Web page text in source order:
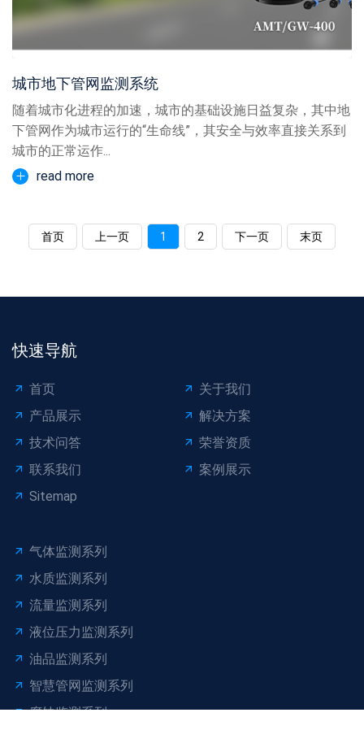
城市地下管网监测系统
随着城市化进程的加速，城市的基础设施日益复杂，其中地
下管网作为城市运行的“生命线”，其安全与效率直接关系到
城市的正常运作...
read more
首页 上一页 1 2 下一页 末页
快速导航
首页
关于我们
产品展示
解决方案
技术问答
荣誉资质
联系我们
案例展示
Sitemap
气体监测系列
水质监测系列
流量监测系列
液位压力监测系列
油品监测系列
智慧管网监测系列
腐蚀监测系列